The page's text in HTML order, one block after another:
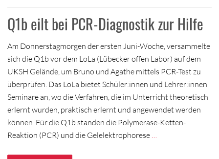
Q1b eilt bei PCR-Diagnostik zur Hilfe
Am Donnerstagmorgen der ersten Juni-Woche, versammelte
sich die Q1b vor dem LoLa (Lübecker offen Labor) auf dem
UKSH Gelände, um Bruno und Agathe mittels PCR-Test zu
überprüfen. Das LoLa bietet Schüler:innen und Lehrer:innen
Seminare an, wo die Verfahren, die im Unterricht theoretisch
erlernt wurden, praktisch erlernt und angewendet werden
können. Für die Q1b standen die Polymerase-Ketten-
Reaktion (PCR) und die Gelelektrophorese